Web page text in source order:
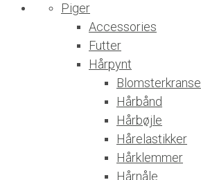
Piger
Accessories
Futter
Hårpynt
Blomsterkranse
Hårbånd
Hårbøjle
Hårelastikker
Hårklemmer
Hårnåle